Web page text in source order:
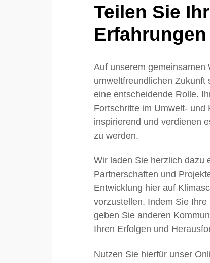
Teilen Sie
Auf unserem gemeinsamen
umweltfreundlichen Zukunft
eine entscheidende Rolle.
Fortschritte im Umwelt- und
inspirierend und verdienen
zu werden.
Wir laden Sie herzlich dazu
Partnerschaften und
Entwicklung hier auf
vorzustellen. Indem Sie
geben Sie anderen
Ihren Erfolgen und
Nutzen Sie hierfür unser